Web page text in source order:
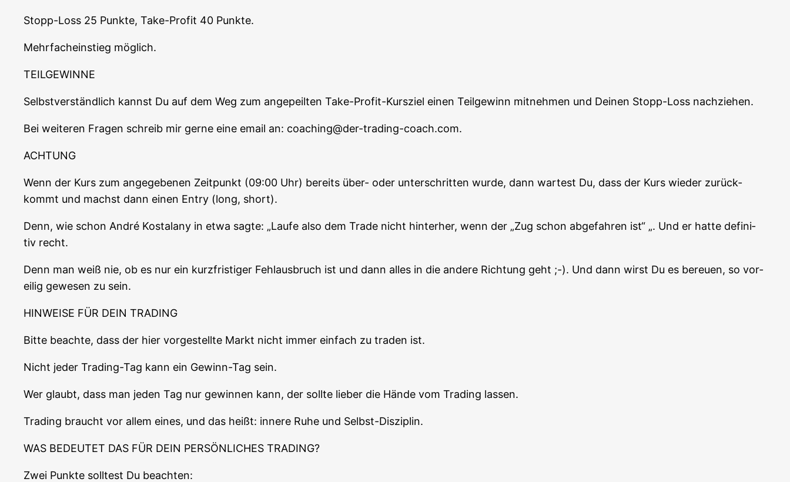
Stopp-Loss 25 Punk­te, Take-Pro­fit 40 Punkte.
Mehr­fach­ein­stieg möglich.
TEILGEWINNE
Selbst­ver­ständ­lich kannst Du auf dem Weg zum ange­peil­ten Take-Pro­fit-Kurs­ziel einen Teil­ge­winn mit­neh­men und Dei­nen Stopp-Loss nachziehen.
Bei wei­te­ren Fra­gen schreib mir ger­ne eine email an: coaching@der-trading-coach.com.
ACHTUNG
Wenn der Kurs zum ange­ge­be­nen Zeit­punkt (09:00 Uhr) bereits über- oder unter­schrit­ten wur­de, dann war­test Du, dass der Kurs wie­der zurück­
kommt und machst dann einen Ent­ry (long, short).
Denn, wie schon André Kostala­ny in etwa sag­te: „Lau­fe also dem Trade nicht hin­ter­her, wenn der „Zug schon abge­fah­ren ist“ „. Und er hat­te defi­ni­
tiv recht.
Denn man weiß nie, ob es nur ein kurz­fris­ti­ger Fehl­aus­bruch ist und dann alles in die ande­re Rich­tung geht ;-). Und dann wirst Du es bereu­en, so vor­
ei­lig gewe­sen zu sein.
HINWEISE FÜR DEIN TRADING
Bit­te beach­te, dass der hier vor­ge­stell­te Markt nicht immer ein­fach zu traden ist.
Nicht jeder Tra­ding-Tag kann ein Gewinn-Tag sein.
Wer glaubt, dass man jeden Tag nur gewin­nen kann, der soll­te lie­ber die Hän­de vom Tra­ding lassen.
Tra­ding braucht vor allem eines, und das heißt: inne­re Ruhe und Selbst-Disziplin.
WAS BEDEUTET DAS FÜR DEIN PERSÖNLICHES TRADING?
Zwei Punk­te soll­test Du beachten: